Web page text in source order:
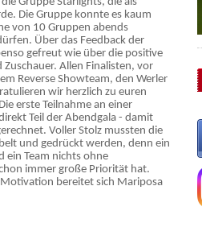
Die Gruppe konnte es kaum
von 10 Gruppen abends
Über das Feedback der
gefreut wie über die positive
Allen Finalisten, vor
Reverse Showteam, den Werler
wir herzlich zu euren
erste Teilnahme an einer
Teil der Abendgala - damit
Voller Stolz mussten die
und gedrückt werden, denn ein
ein Team nichts ohne
immer große Priorität hat.
bereitet sich Mariposa